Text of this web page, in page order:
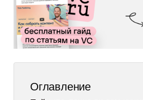
Оглавление